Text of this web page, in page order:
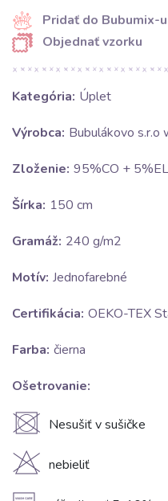
Pridať do Bubumix-u
Objednať vzorku
Kategória: Úplet
Výrobca: Bubulákovo s.r.o
Zloženie: 95%CO + 5%EL
Šírka: 150 cm
Gramáž: 240 g/m2
Motív: Jednofarebné
Certifikácia: OEKO-TEX
Farba: čierna
Ošetrovanie:
U Nesušiť v sušičke
H nebieliť